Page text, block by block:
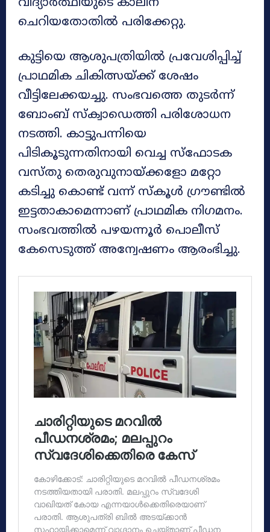
വിദ്യാര്‍ത്ഥിയുടെ കാലിന്
ചെറിയതോതില്‍ പരിക്കേറ്റു.
കുട്ടിയെ ആശുപത്രിയില്‍ പ്രവേശിപ്പിച്ച്
പ്രാഥമിക ചികിത്സയ്ക്ക് ശേഷം
വീട്ടിലേക്കയച്ചു. സംഭവത്തെ തുടര്‍ന്ന്
ബോംബ് സ്‌ക്വാഡെത്തി പരിശോധന
നടത്തി. കാട്ടുപന്നിയെ
പിടികൂടുന്നതിനായി വെച്ച സ്‌ഫോടക
വസ്തു തെരുവുനായ്ക്കളോ മറ്റോ
കടിച്ചു കൊണ്ട് വന്ന് സ്‌കൂള്‍ ഗ്രൗണ്ടിൽ
ഇട്ടതാകാമെന്നാണ് പ്രാഥമിക നിഗമനം.
സംഭവത്തിൽ പഴയന്നൂര്‍ പൊലീസ്
കേസെടുത്ത് അന്വേഷണം ആരംഭിച്ചു.